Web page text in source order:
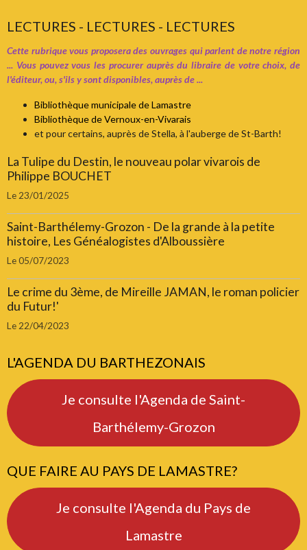
LECTURES - LECTURES - LECTURES
Cette rubrique vous proposera des ouvrages qui parlent de notre région
... Vous pouvez vous les procurer auprès du libraire de votre choix, de
l'éditeur, ou, s'ils y sont disponibles, auprès de ...
Bibliothèque municipale de Lamastre
Bibliothèque de Vernoux-en-Vivarais
et pour certains, auprès de Stella, à l'auberge de St-Barth!
La Tulipe du Destin, le nouveau polar vivarois de
Philippe BOUCHET
Le 23/01/2025
Saint-Barthélemy-Grozon - De la grande à la petite
histoire, Les Généalogistes d'Alboussière
Le 05/07/2023
Le crime du 3ème, de Mireille JAMAN, le roman policier
du Futur!'
Le 22/04/2023
L'AGENDA DU BARTHEZONAIS
Je consulte l'Agenda de Saint-
Barthélemy-Grozon
QUE FAIRE AU PAYS DE LAMASTRE?
Je consulte l'Agenda du Pays de
Lamastre